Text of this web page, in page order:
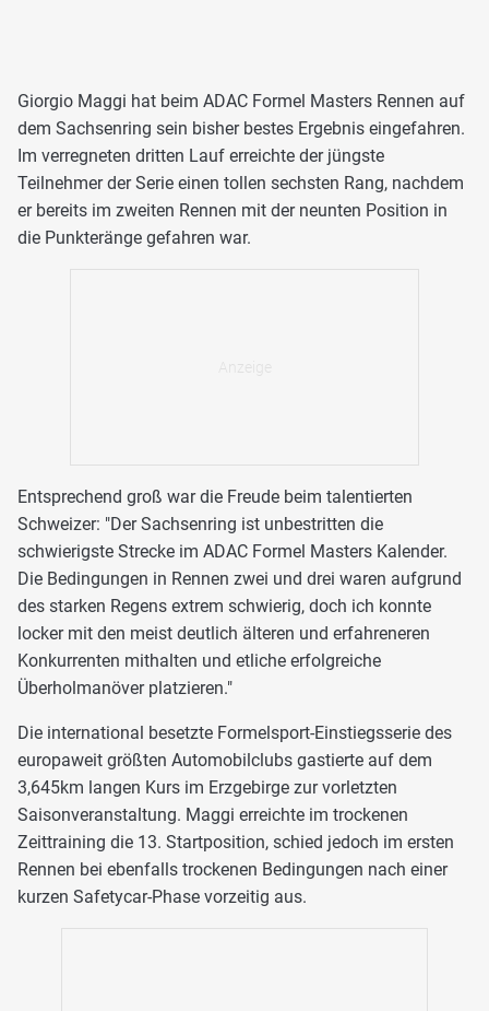
Giorgio Maggi hat beim ADAC Formel Masters Rennen auf
dem Sachsenring sein bisher bestes Ergebnis eingefahren.
Im verregneten dritten Lauf erreichte der jüngste
Teilnehmer der Serie einen tollen sechsten Rang, nachdem
er bereits im zweiten Rennen mit der neunten Position in
die Punkteränge gefahren war.
Entsprechend groß war die Freude beim talentierten
Schweizer: "Der Sachsenring ist unbestritten die
schwierigste Strecke im ADAC Formel Masters Kalender.
Die Bedingungen in Rennen zwei und drei waren aufgrund
des starken Regens extrem schwierig, doch ich konnte
locker mit den meist deutlich älteren und erfahreneren
Konkurrenten mithalten und etliche erfolgreiche
Überholmanöver platzieren."
Die international besetzte Formelsport-Einstiegsserie des
europaweit größten Automobilclubs gastierte auf dem
3,645km langen Kurs im Erzgebirge zur vorletzten
Saisonveranstaltung. Maggi erreichte im trockenen
Zeittraining die 13. Startposition, schied jedoch im ersten
Rennen bei ebenfalls trockenen Bedingungen nach einer
kurzen Safetycar-Phase vorzeitig aus.